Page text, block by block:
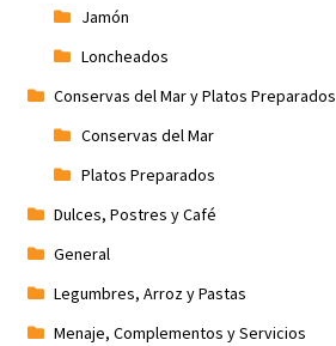
Jamón
Loncheados
Conservas del Mar y Platos Preparados
Conservas del Mar
Platos Preparados
Dulces, Postres y Café
General
Legumbres, Arroz y Pastas
Menaje, Complementos y Servicios